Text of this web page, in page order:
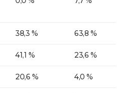
38,3 % 63,8 %
41,1 % 23,6 %
20,6 % 4,0 %